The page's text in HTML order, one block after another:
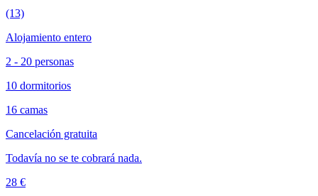
(13)
Alojamiento entero
2 - 20 personas
10 dormitorios
16 camas
Cancelación gratuita
Todavía no se te cobrará nada.
28 €